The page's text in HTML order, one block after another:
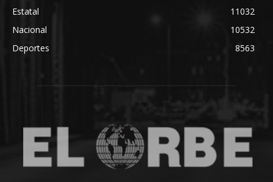
Estatal
11032
Nacional
10532
Deportes
8563